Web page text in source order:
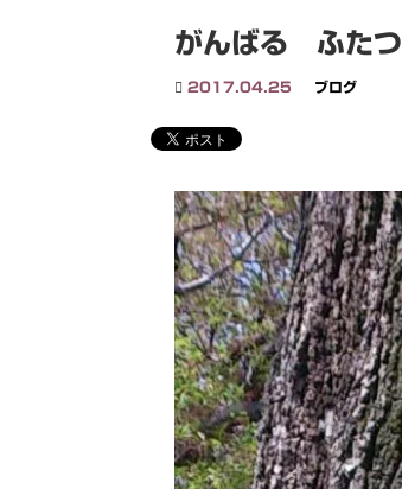
がんばる ふたつ
2017.04.25 ブログ